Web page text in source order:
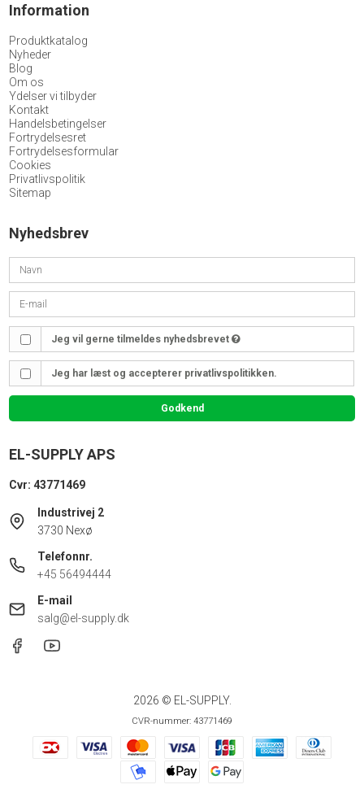
Information
Produktkatalog
Nyheder
Blog
Om os
Ydelser vi tilbyder
Kontakt
Handelsbetingelser
Fortrydelsesret
Fortrydelsesformular
Cookies
Privatlivspolitik
Sitemap
Nyhedsbrev
Jeg vil gerne tilmeldes nyhedsbrevet
Jeg har læst og accepterer privatlivspolitikken.
Godkend
EL-SUPPLY APS
Cvr: 43771469
Industrivej 2
3730 Nexø
Telefonnr.
+45 56494444
E-mail
salg@el-supply.dk
2026 © EL-SUPPLY.
CVR-nummer: 43771469